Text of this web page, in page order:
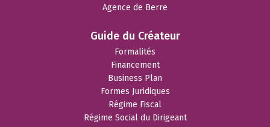
Agence de Berre
Guide du Créateur
Formalités
Financement
Business Plan
Formes Juridiques
Régime Fiscal
Régime Social du Dirigeant